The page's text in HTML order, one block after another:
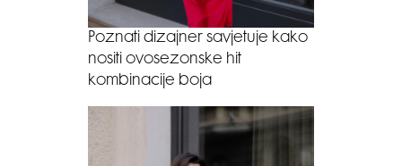
Poznati dizajner savjetuje kako
nositi ovosezonske hit
kombinacije boja